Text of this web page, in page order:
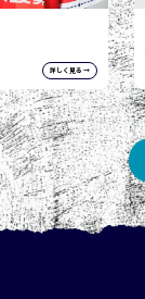
詳しく見る →